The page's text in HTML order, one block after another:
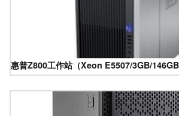
惠普Z800工作站（Xeon E5507/3GB/